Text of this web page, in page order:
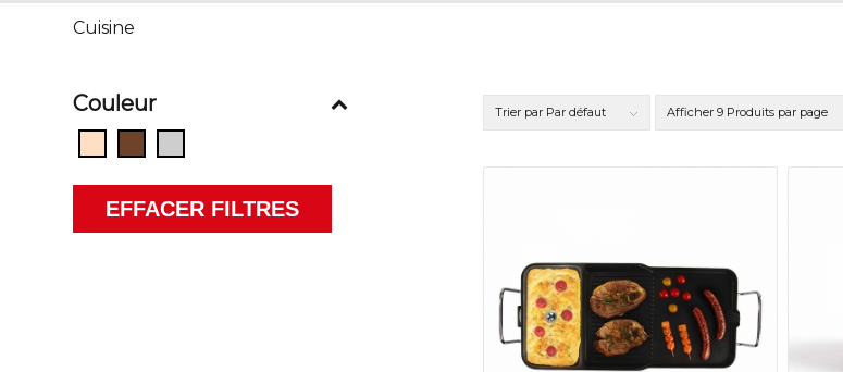
Cuisine
Trier par Par défaut Afficher 9 Produits par page
Couleur
EFFACER FILTRES